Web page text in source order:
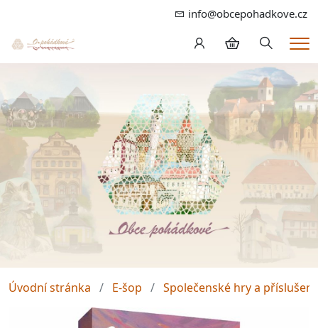
info@obcepohadkove.cz
Hledání
Úvodní stránka E-šop Společenské hry a